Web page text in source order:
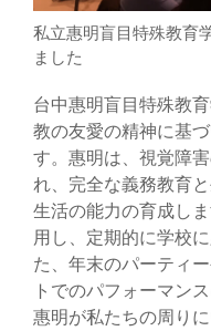
私立惠明盲目特殊教育
ました
台中惠明盲目特殊教
教の友愛の精神に基
す。惠明は、視覚障
れ、完全な義務教育
生活の能力の育成し
用し、定期的に学校
た、年末のパーティ
トでのパフォーマン
惠明が私たちの周り